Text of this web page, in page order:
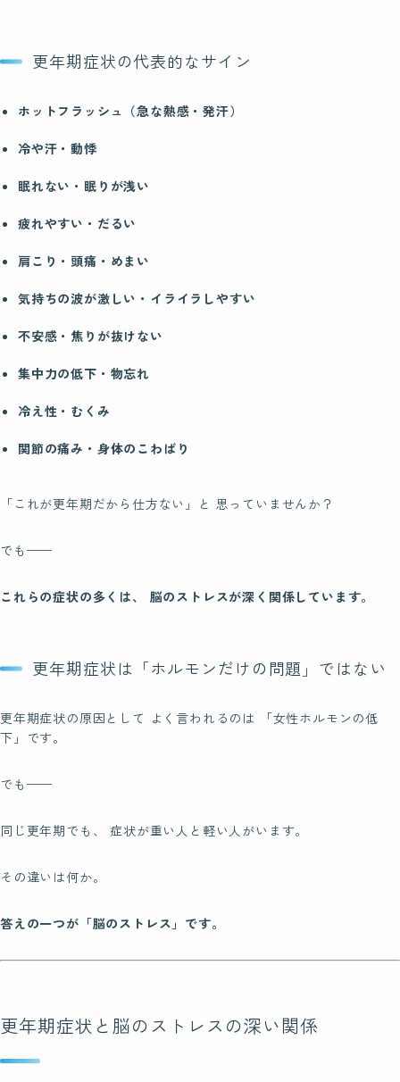
Contact
更年期症状の代表的なサイン
ホットフラッシュ（急な熱感・発汗）
冷や汗・動悸
眠れない・眠りが浅い
疲れやすい・だるい
肩こり・頭痛・めまい
気持ちの波が激しい・イライラしやすい
不安感・焦りが抜けない
集中力の低下・物忘れ
冷え性・むくみ
関節の痛み・身体のこわばり
「これが更年期だから仕方ない」と 思っていませんか？
でも——
これらの症状の多くは、 脳のストレスが深く関係しています。
更年期症状は「ホルモンだけの問題」ではない
更年期症状の原因として よく言われるのは 「女性ホルモンの低
下」です。
でも——
同じ更年期でも、 症状が重い人と軽い人がいます。
その違いは何か。
答えの一つが「脳のストレス」です。
更年期症状と脳のストレスの深い関係